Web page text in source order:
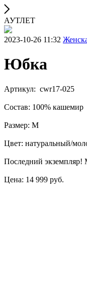
АУТЛЕТ
2023-10-26 11:32
Юбка
Артикул: cwr17-025
Состав: 100% кашемир
Размер: М
Цвет: натуральный/
Последний экземпляр!
Цена: 14 999 руб.